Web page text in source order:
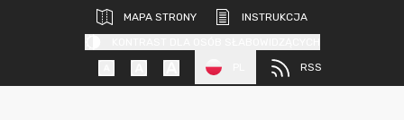
MAPA STRONY
INSTRUKCJA
RSS